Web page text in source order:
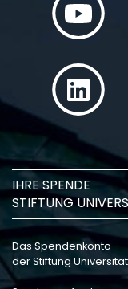
IHRE SPENDE
STIFTUNG
Das Spendenkonto
der Stiftung